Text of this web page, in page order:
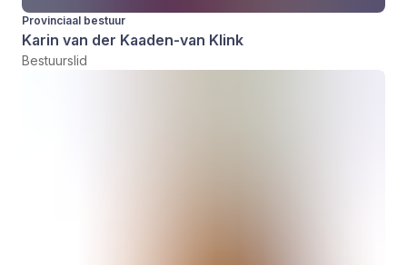
Provinciaal bestuur
Karin van der Kaaden-van Klink
Bestuurslid